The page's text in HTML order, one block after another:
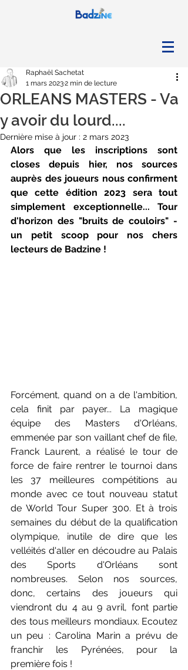
ORLEANS MASTERS - Va
y avoir du lourd....
Raphaël Sachetat
1 mars 20232 min de lecture
Dernière mise à jour : 2 mars 2023
Alors que les inscriptions sont
closes depuis hier, nos sources
auprès des joueurs nous confirment
que cette édition 2023 sera tout
simplement exceptionnelle... Tour
d'horizon des "bruits de couloirs" -
un petit scoop pour nos chers
lecteurs de Badzine !
Forcément, quand on a de l'ambition,
cela finit par payer... La magique
équipe des Masters d'Orléans,
emmenée par son vaillant chef de file,
Franck Laurent, a réalisé le tour de
force de faire rentrer le tournoi dans
les 37 meilleures compétitions au
monde avec ce tout nouveau statut
de World Tour Super 300. Et à trois
semaines du début de la qualification
olympique, inutile de dire que les
velléités d'aller en découdre au Palais
des Sports d'Orléans sont
nombreuses. Selon nos sources,
donc, certains des joueurs qui
viendront du 4 au 9 avril, font partie
des tous meilleurs mondiaux. Ecoutez
un peu : Carolina Marin a prévu de
franchir les Pyrénées, pour la
première fois !